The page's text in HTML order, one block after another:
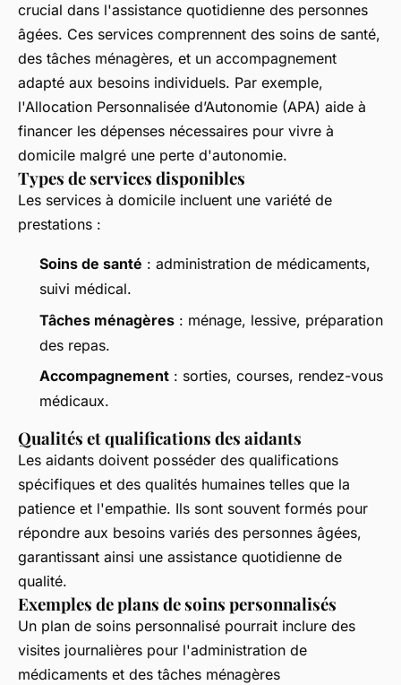
crucial dans l'assistance quotidienne des personnes
âgées. Ces services comprennent des soins de santé,
des tâches ménagères, et un accompagnement
adapté aux besoins individuels. Par exemple,
l'Allocation Personnalisée d’Autonomie (APA) aide à
financer les dépenses nécessaires pour vivre à
domicile malgré une perte d'autonomie.
Types de services disponibles
Les services à domicile incluent une variété de
prestations :
Soins de santé : administration de médicaments,
suivi médical.
Tâches ménagères : ménage, lessive, préparation
des repas.
Accompagnement : sorties, courses, rendez-vous
médicaux.
Qualités et qualifications des aidants
Les aidants doivent posséder des qualifications
spécifiques et des qualités humaines telles que la
patience et l'empathie. Ils sont souvent formés pour
répondre aux besoins variés des personnes âgées,
garantissant ainsi une assistance quotidienne de
qualité.
Exemples de plans de soins personnalisés
Un plan de soins personnalisé pourrait inclure des
visites journalières pour l'administration de
médicaments et des tâches ménagères